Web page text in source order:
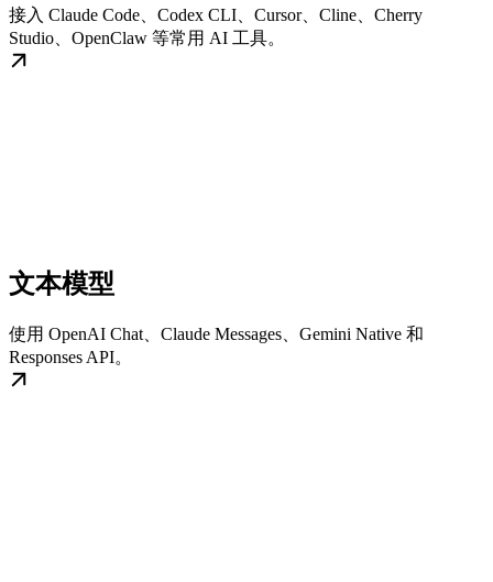
接入 Claude Code、Codex CLI、Cursor、Cline、Cherry
Studio、OpenClaw 等常用 AI 工具。
文本模型
使用 OpenAI Chat、Claude Messages、Gemini Native 和
Responses API。